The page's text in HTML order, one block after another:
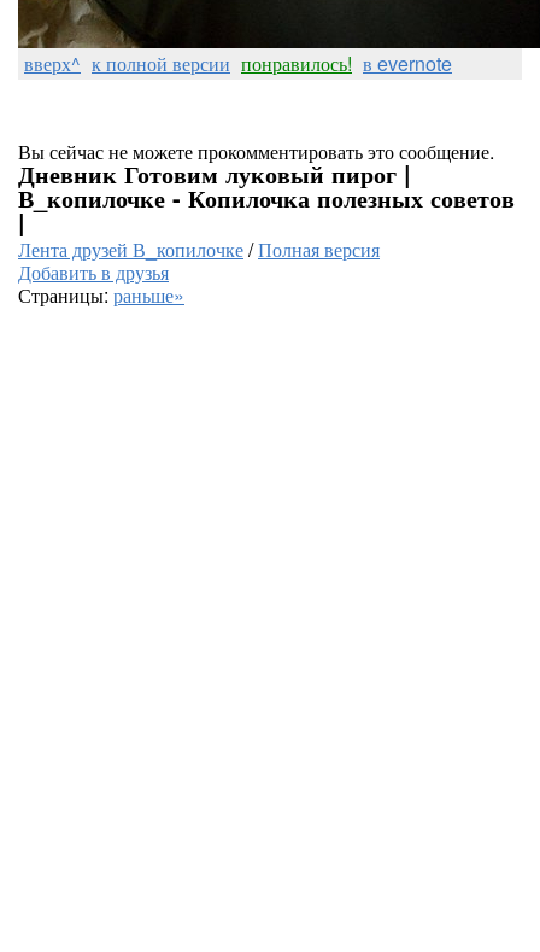
вверх^ к полной версии понравилось! в evernote
Вы сейчас не можете прокомментировать это сообщение.
Дневник Готовим луковый пирог |
В_копилочке - Копилочка полезных советов
|
Лента друзей В_копилочке/Полная версия
Добавить в друзья
Страницы: раньше»